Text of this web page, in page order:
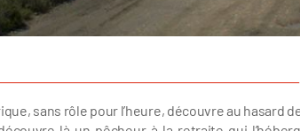
sans rôle pour l’heure, découvre au hasard